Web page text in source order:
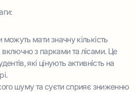
можуть мати значну кількість
з парками та лісами. Це
які цінують активність на
шуму та суєти сприяє зниженню